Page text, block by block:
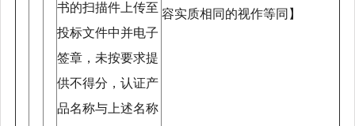
书的扫描件上传至
投标文件中并电子
签章，未按要求提
供不得分，认证产
品名称与上述名称
容实质相同的视作等同】